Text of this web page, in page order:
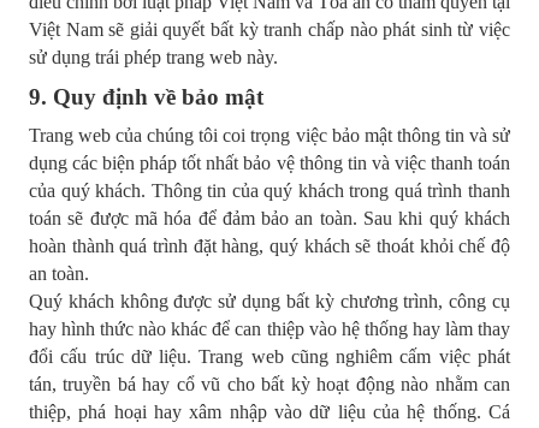
Việt Nam sẽ giải quyết bất kỳ tranh chấp nào phát sinh từ việc
sử dụng trái phép trang web này.
9. Quy định về bảo mật
Trang web của chúng tôi coi trọng việc bảo mật thông tin và sử
dụng các biện pháp tốt nhất bảo vệ thông tin và việc thanh toán
của quý khách. Thông tin của quý khách trong quá trình thanh
toán sẽ được mã hóa để đảm bảo an toàn. Sau khi quý khách
hoàn thành quá trình đặt hàng, quý khách sẽ thoát khỏi chế độ
an toàn.
Quý khách không được sử dụng bất kỳ chương trình, công cụ
hay hình thức nào khác để can thiệp vào hệ thống hay làm thay
đổi cấu trúc dữ liệu. Trang web cũng nghiêm cấm việc phát
tán, truyền bá hay cổ vũ cho bất kỳ hoạt động nào nhằm can
thiệp, phá hoại hay xâm nhập vào dữ liệu của hệ thống. Cá